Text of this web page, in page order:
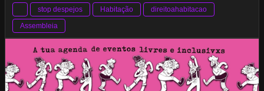
stop despejos Habitação
direitoahabitacao
Assembleia